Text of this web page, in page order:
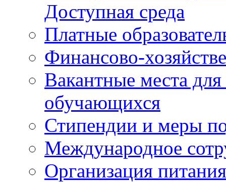
Доступная среда
Платные
Финансово-
Вакантные места
обучающихся
Стипендии и меры
Международное
Организация